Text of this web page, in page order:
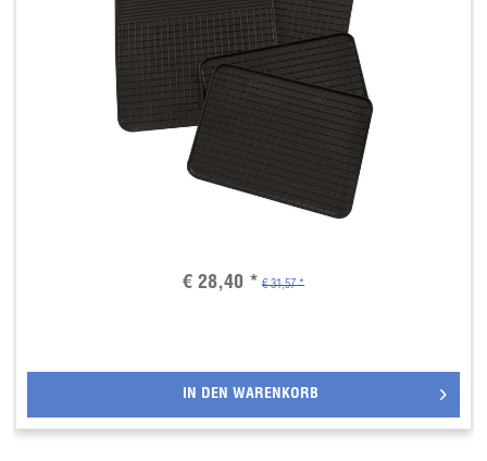
€ 28,40 * € 31,57 *
IN DEN WARENKORB